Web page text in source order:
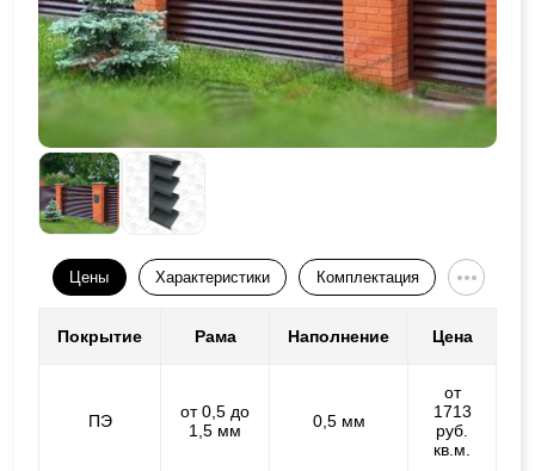
Цены Характеристики Комплектация
Покрытие Рама Наполнение Цена
ПЭ
от 0,5 до
1,5 мм
0,5 мм
от
1713
руб.
кв.м.